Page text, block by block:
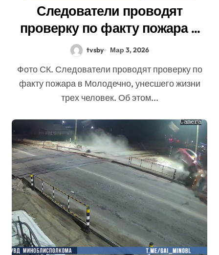
Следователи проводят
проверку по факту пожара в
Молодечно с тремя
tvsby Мар 3, 2026
Фото СК. Следователи проводят проверку по
факту пожара в Молодечно, унесшего жизни
трех человек. Об этом...